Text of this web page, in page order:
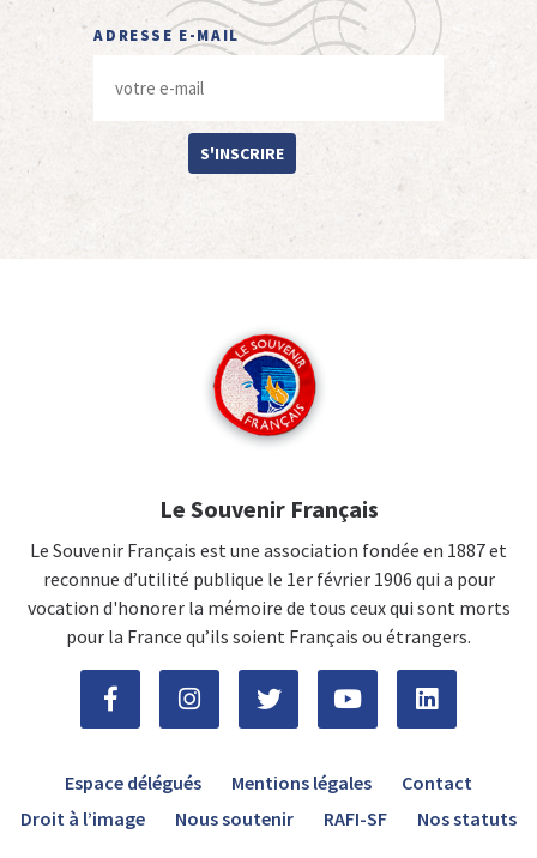
ADRESSE E-MAIL
S'INSCRIRE
Le Souvenir Français
Le Souvenir Français est une association fondée en 1887 et
reconnue d’utilité publique le 1er février 1906 qui a pour
vocation d'honorer la mémoire de tous ceux qui sont morts
pour la France qu’ils soient Français ou étrangers.
Espace délégués Mentions légales
Contact
Droit à l’image
Nous soutenir RAFI-SF Nos statuts